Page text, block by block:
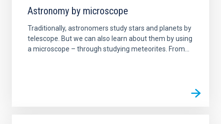
Astronomy by microscope
Traditionally, astronomers study stars and planets by
telescope. But we can also learn about them by using
a microscope – through studying meteorites. From...